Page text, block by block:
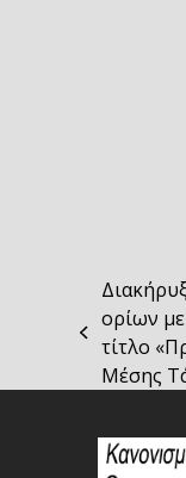
previous
post:
ορίων
τίτλο
Μέσης